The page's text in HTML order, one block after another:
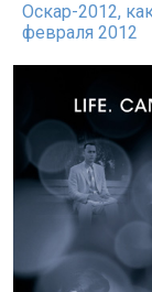
Оскар-2012,
февраля 2012